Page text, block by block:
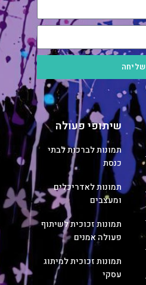
שליחה
שיתופי פעולה
תמונות לברכות לבתי
כנסת
תמונות לאדריכלים
ומעצבים
תמונות זכוכית לשיתוף
פעולה אמנים
תמונות זכוכית למיתוג
עסקי